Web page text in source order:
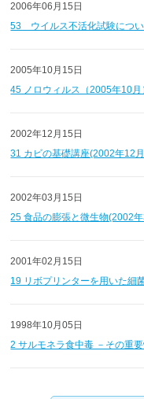
2006年06月15日
53 ウイルス不活化試験につい
2005年10月15日
45 ノロウィルス（2005年10月
2002年12月15日
31 カビの基礎講座(2002年12
2002年03月15日
25 食品の膨張と微生物(2002
2001年02月15日
19 リボプリンターを用いた細
1998年10月05日
2 サルモネラ食中毒 －その重